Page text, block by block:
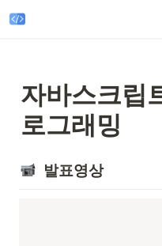
자바스크립
로그래밍
발표영상